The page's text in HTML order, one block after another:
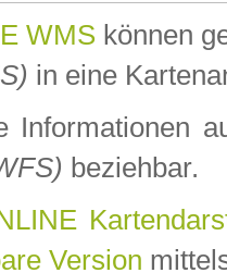
WMS können
in eine
Informationen
beziehbar.
Version